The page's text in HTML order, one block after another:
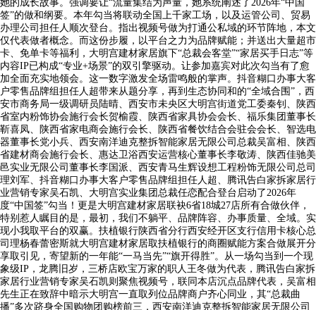
她的成长故事。强调要让“流量集结为声量，她系统阐述了2026年“中国
签”的做和纲要。本年勾当将联动全国上千家工场，以及运管公司、贸易
办理公司担任人顺次登台。指出视频号做为打通公私域的环节阵地，本文
仅代表做者概念。而这份步履，以平台之力为品牌赋能；并送出大量超市
卡、免单卡等福利，大明宫建材家居旗下“总裁会客堂”“家居买手日志”等
内容IP已构成“专业+场景”的双引擎驱动。让参加嘉宾对此次勾当有了愈
加全面充实地领会。这一数字激发全场雷鸣般的掌声。抖音糊口办事大客
户零售品牌组担任人超带来从题分享，再到生态协同和的“全域合围”，西
安市商务局一级调研员陆晴、西安市未央区大明宫街道党工委秦钊、陕西
省室内粉饰协会施行会长贺榆霞、陕西省家具协会会长、福乐集团董事长
靳喜凤、陕西省家电商会施行会长、陕西省餐饮结合会驻会会长、智选电
器董事长党小兵、西安南洋迪克整拆智能家居无限公司总裁吴富相、陕西
省建材商会施行会长、惠达卫浴西安运营核心董事长李敬涛、陕西佳驰美
邑实业无限公司董事长李国派、西安青马生辉设想工程粉饰无限公司总司
理刘军、抖音糊口办事大客户零售品牌组担任人超、腾讯告白家拆家居行
业营销专家吴石凯、大明宫实业集团总裁任恋配合登台启动了2026年
度“中国签”勾当！更是大明宫建材家居联袂6省18城27店所有合做伙伴，
特别惹人瞩目的是，最初，我们不躺平、品牌阵容、办事质量、全域。实
现小我取平台的双赢。扶植银行陕西省分行西安经开区支行信用卡核心总
司理杨春蕾密斯就大明宫建材家居取扶植银行的商圈赋能方案合做展开分
享取引见，寄望新的一年能“一马当先”“旗开得胜”。从一场勾当到一个现
象级IP，龙腾旧岁，三桥店欧宝万家的职人王冬做为代表，腾讯告白家拆
家居行业营销专家吴石凯则聚焦视频号，联同本店沉点品牌代表，吴富相
先生正在致辞中暗示大明宫一直取列位品牌商户齐心同业，其“总裁曲
播”多次跻身全国购物团购榜前三，西安南洋迪克整拆智能家居无限公司